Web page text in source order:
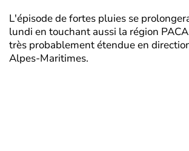
L'épisode de fortes pluies se
lundi en touchant aussi la région
très probablement étendue en
Alpes-Maritimes.